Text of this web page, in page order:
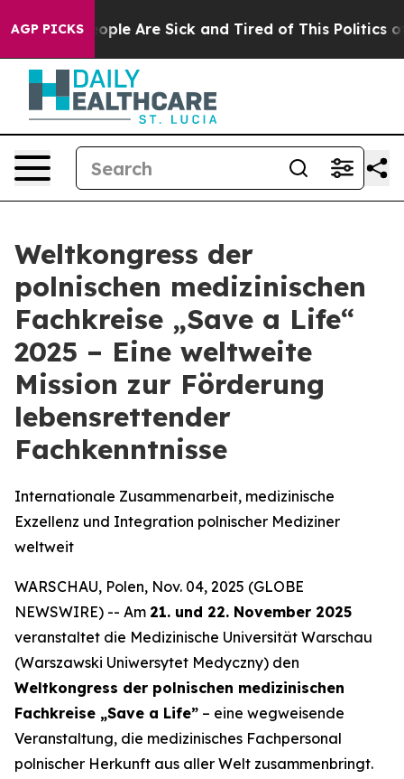
AGP PICKS
Win: “People Are Sick and Tired of This Politics of
Weltkongress der
polnischen medizinischen
Fachkreise „Save a Life“
2025 – Eine weltweite
Mission zur Förderung
lebensrettender
Fachkenntnisse
Internationale Zusammenarbeit, medizinische
Exzellenz und Integration polnischer Mediziner
weltweit
WARSCHAU, Polen, Nov. 04, 2025 (GLOBE
NEWSWIRE) -- Am 21. und 22. November 2025
veranstaltet die Medizinische Universität Warschau
(Warszawski Uniwersytet Medyczny) den
Weltkongress der polnischen medizinischen
Fachkreise „Save a Life” – eine wegweisende
Veranstaltung, die medizinisches Fachpersonal
polnischer Herkunft aus aller Welt zusammenbringt.